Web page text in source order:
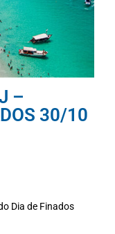
–
30/10
Dia de Finados